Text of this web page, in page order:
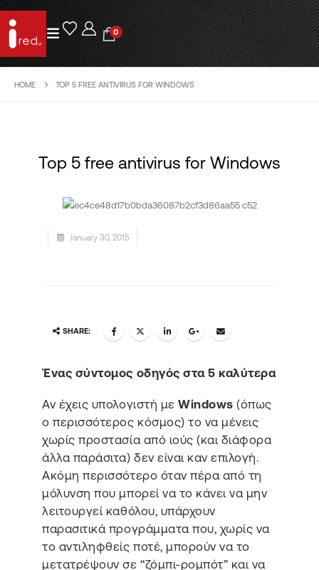
0
HOME TOP 5 FREE ANTIVIRUS FOR WINDOWS
Top 5 free antivirus for Windows
January 30, 2015
SHARE:
Ένας σύντομος οδηγός στα 5 καλύτερα
Αν έχεις υπολογιστή μεWindows (όπως
ο περισσότερος κόσμος) το να μένεις
χωρίς προστασία από ιούς (και διάφορα
άλλα παράσιτα) δεν είναι καν επιλογή.
Ακόμη περισσότερο όταν πέρα από τη
μόλυνση που μπορεί να το κάνει να μην
λειτουργεί καθόλου, υπάρχουν
παρασιτικά προγράμματα που, χωρίς να
το αντιληφθείς ποτέ, μπορούν να το
μετατρέψουν σε “ζόμπι-ρομπότ” και να